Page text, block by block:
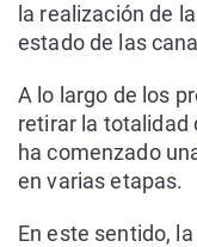
la realización de
estado de las
A lo largo de los
retirar la totalidad
ha comenzado
en varias etapas.
En este sentido,